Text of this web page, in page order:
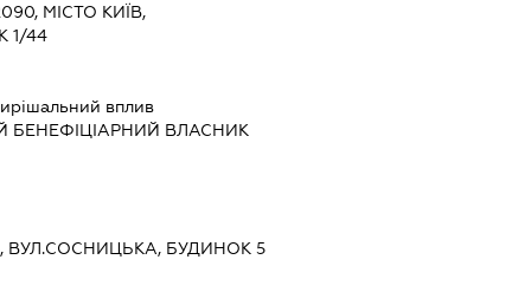
МІСТО КИЇВ,
1/44
вплив
БЕНЕФІЦІАРНИЙ ВЛАСНИК
ВУЛ.СОСНИЦЬКА, БУДИНОК 5